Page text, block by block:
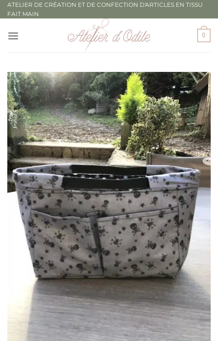
Passer
au
ATELIER DE CRÉATION ET DE CONFECTION D'ARTICLES EN TISSU
FAIT MAIN
0